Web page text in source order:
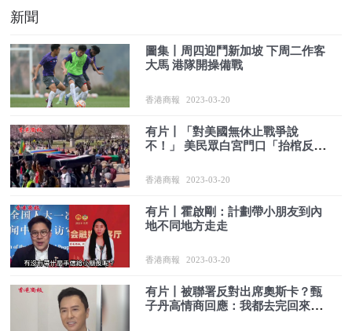
新聞
圖集丨周四迎鬥新加坡 下周二作客
大馬 港隊開操備戰
香港商報 2023-03-20
有片丨「對美國無休止戰爭說
不！」 美民眾白宮門口「抬棺反
香港商報 2023-03-20
有片丨霍啟剛：計劃帶小朋友到內
地不同地方走走
香港商報 2023-03-20
有片丨被聯署反對出席奧斯卡？甄
子丹高情商回應：我都去完回來